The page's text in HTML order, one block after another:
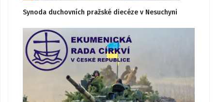
Synoda duchovních pražské diecéze v Nesuchyni